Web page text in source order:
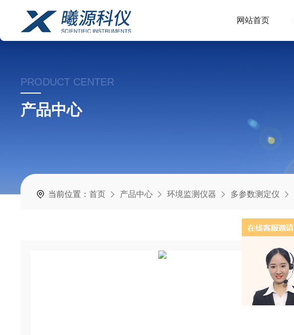
网站首页
PRODUCT CENTER
产品中心
当前位置：首页 产品中心 环境监测仪器 多参数测定仪